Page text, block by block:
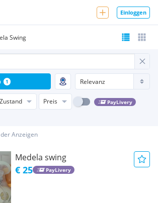
Einloggen
Swing
Zustand Preis PayLivery
1
Anzeigen
Medela swing
€ 25 PayLivery